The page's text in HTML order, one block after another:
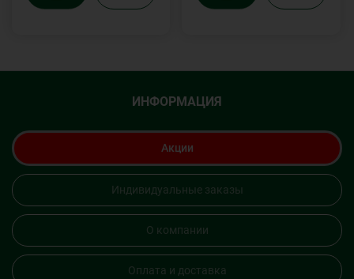
ИНФОРМАЦИЯ
Акции
Индивидуальные заказы
О компании
Оплата и доставка